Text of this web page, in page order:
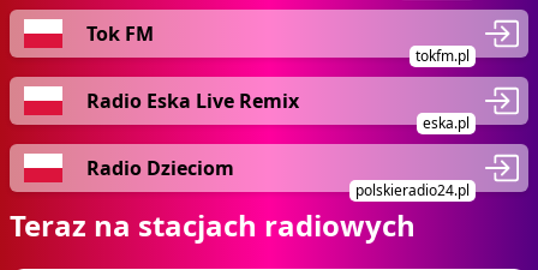
Tok FM
tokfm.pl
Radio Eska Live Remix
eska.pl
Radio Dzieciom
polskieradio24.pl
Teraz na stacjach radiowych